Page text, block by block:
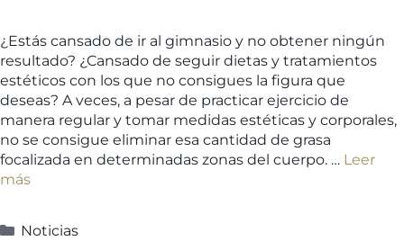
¿Estás cansado de ir al gimnasio y no obtener ningún
resultado? ¿Cansado de seguir dietas y tratamientos
estéticos con los que no consigues la figura que
deseas? A veces, a pesar de practicar ejercicio de
manera regular y tomar medidas estéticas y corporales,
no se consigue eliminar esa cantidad de grasa
focalizada en determinadas zonas del cuerpo. … Leer
más
Noticias